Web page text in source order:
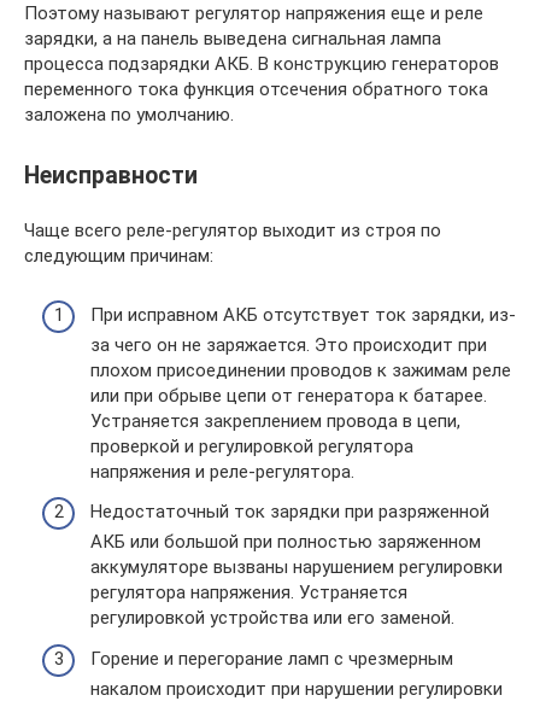
Поэтому называют регулятор напряжения еще и реле
зарядки, а на панель выведена сигнальная лампа
процесса подзарядки АКБ. В конструкцию генераторов
переменного тока функция отсечения обратного тока
заложена по умолчанию.
Неисправности
Чаще всего реле-регулятор выходит из строя по
следующим причинам:
При исправном АКБ отсутствует ток зарядки, из-
за чего он не заряжается. Это происходит при
плохом присоединении проводов к зажимам реле
или при обрыве цепи от генератора к батарее.
Устраняется закреплением провода в цепи,
проверкой и регулировкой регулятора
напряжения и реле-регулятора.
Недостаточный ток зарядки при разряженной
АКБ или большой при полностью заряженном
аккумуляторе вызваны нарушением регулировки
регулятора напряжения. Устраняется
регулировкой устройства или его заменой.
Горение и перегорание ламп с чрезмерным
накалом происходит при нарушении регулировки